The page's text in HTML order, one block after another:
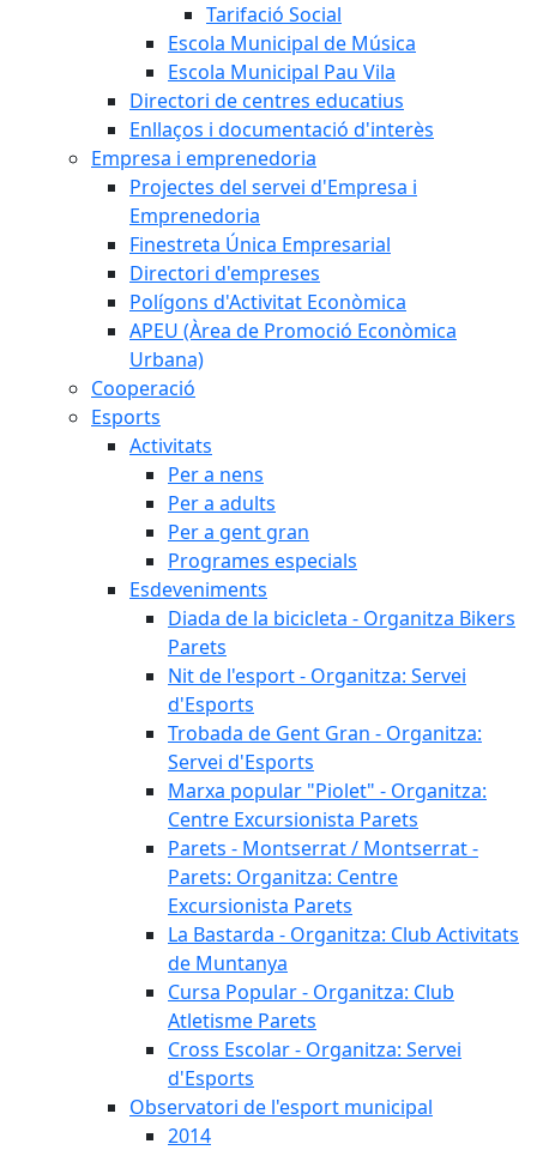
Tarifació Social
Escola Municipal de Música
Escola Municipal Pau Vila
Directori de centres educatius
Enllaços i documentació d'interès
Empresa i emprenedoria
Projectes del servei d'Empresa i
Emprenedoria
Finestreta Única Empresarial
Directori d'empreses
Polígons d'Activitat Econòmica
APEU (Àrea de Promoció Econòmica
Urbana)
Cooperació
Esports
Activitats
Per a nens
Per a adults
Per a gent gran
Programes especials
Esdeveniments
Diada de la bicicleta - Organitza Bikers
Parets
Nit de l'esport - Organitza: Servei
d'Esports
Trobada de Gent Gran - Organitza:
Servei d'Esports
Marxa popular "Piolet" - Organitza:
Centre Excursionista Parets
Parets - Montserrat / Montserrat -
Parets: Organitza: Centre
Excursionista Parets
La Bastarda - Organitza: Club Activitats
de Muntanya
Cursa Popular - Organitza: Club
Atletisme Parets
Cross Escolar - Organitza: Servei
d'Esports
Observatori de l'esport municipal
2014